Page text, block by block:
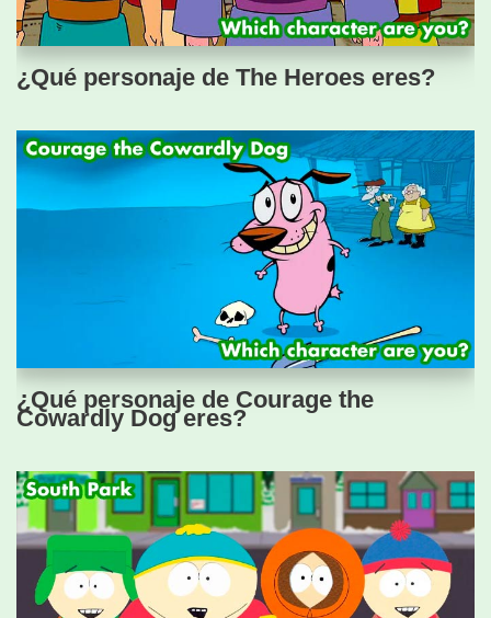
¿Qué personaje de The Heroes eres?
¿Qué personaje de Courage the
Cowardly Dog eres?